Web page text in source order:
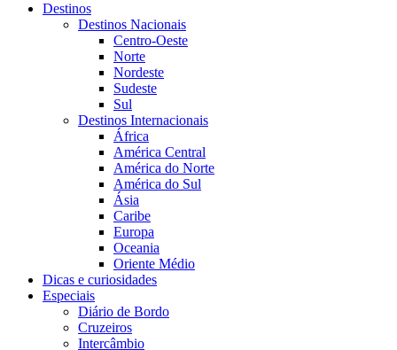
Destinos
Destinos Nacionais
Centro-Oeste
Norte
Nordeste
Sudeste
Sul
Destinos Internacionais
África
América Central
América do Norte
América do Sul
Ásia
Caribe
Europa
Oceania
Oriente Médio
Dicas e curiosidades
Especiais
Diário de Bordo
Cruzeiros
Intercâmbio